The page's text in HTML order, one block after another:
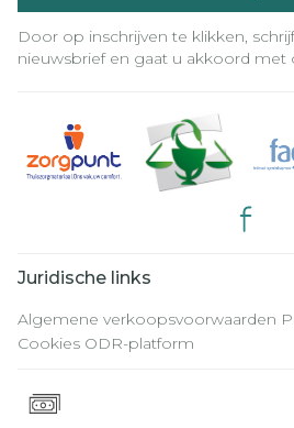
Door op inschrijven te klikken,
nieuwsbrief en gaat u akkoord met
Juridische links
Algemene verkoopsvoorwaarden
Cookies ODR-platform